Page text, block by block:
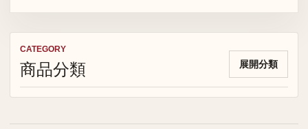
CATEGORY
商品分類 展開分類